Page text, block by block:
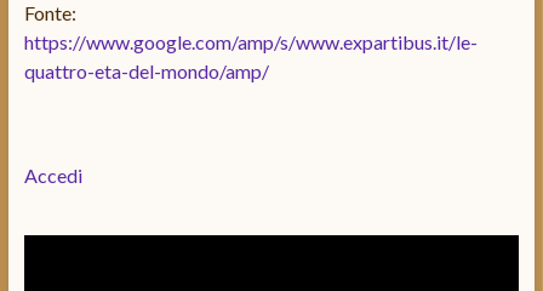
Fonte:
https://www.google.com/amp/s/www.expartibus.it/le-
quattro-eta-del-mondo/amp/
Accedi